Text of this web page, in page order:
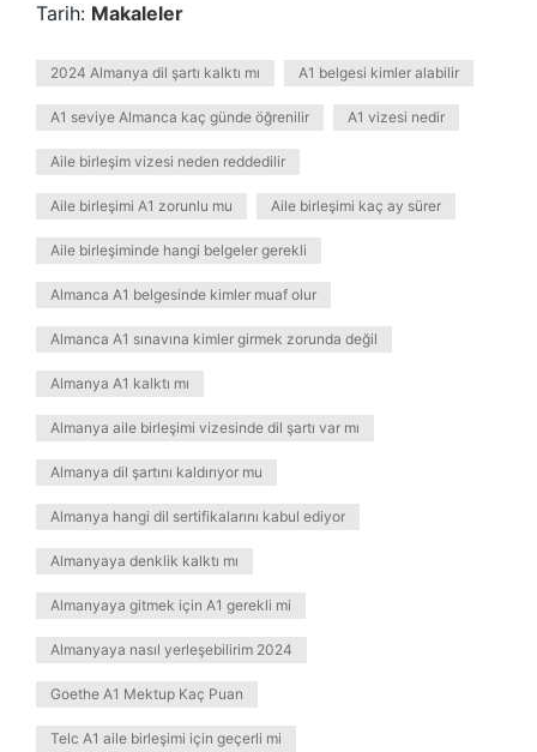
Tarih: Makaleler
2024 Almanya dil şartı kalktı mı A1 belgesi kimler alabilir
A1 seviye Almanca kaç günde öğrenilir A1 vizesi nedir
Aile birleşim vizesi neden reddedilir
Aile birleşimi A1 zorunlu mu Aile birleşimi kaç ay sürer
Aile birleşiminde hangi belgeler gerekli
Almanca A1 belgesinde kimler muaf olur
Almanca A1 sınavına kimler girmek zorunda değil
Almanya A1 kalktı mı
Almanya aile birleşimi vizesinde dil şartı var mı
Almanya dil şartını kaldırıyor mu
Almanya hangi dil sertifikalarını kabul ediyor
Almanyaya denklik kalktı mı
Almanyaya gitmek için A1 gerekli mi
Almanyaya nasıl yerleşebilirim 2024
Goethe A1 Mektup Kaç Puan
Telc A1 aile birleşimi için geçerli mi